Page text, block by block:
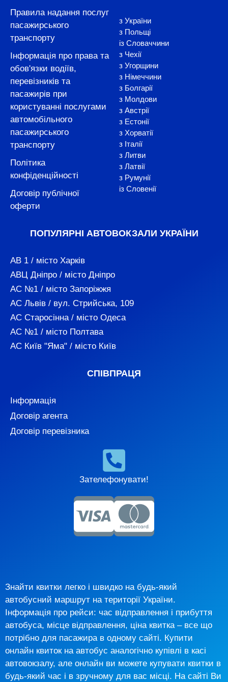
Правила надання послуг
пасажирського
транспорту
Інформація про права та
обов'язки водіїв,
перевізників та
пасажирів при
користуванні послугами
автомобільного
пасажирського
транспорту
Політика
конфіденційності
Договір публічної
оферти
з України
з Польщі
із Словаччини
з Чехії
з Угорщини
з Німеччини
з Болгарії
з Молдови
з Австрії
з Естонії
з Хорватії
з Італії
з Литви
з Латвії
з Румунії
із Словенії
ПОПУЛЯРНІ АВТОВОКЗАЛИ УКРАЇНИ
АВ 1 / місто Харків
АВЦ Дніпро / місто Дніпро
АС №1 / місто Запоріжжя
АС Львів / вул. Стрийська, 109
АС Старосінна / місто Одеса
АС №1 / місто Полтава
АС Київ "Яма" / місто Київ
СПІВПРАЦЯ
Інформація
Договір агента
Договір перевізника
Зателефонувати!
Знайти квитки легко і швидко на будь-який
автобусний маршрут на території України.
Інформація про рейси: час відправлення і прибуття
автобуса, місце відправлення, ціна квитка – все що
потрібно для пасажира в одному сайті. Купити
онлайн квиток на автобус аналогічно купівлі в касі
автовокзалу, але онлайн ви можете купувати квитки в
будь-який час і в зручному для вас місці. На сайті Ви